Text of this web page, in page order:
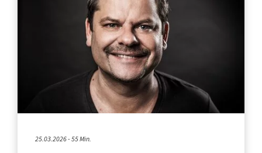
25.03.2026 - 55 Min.